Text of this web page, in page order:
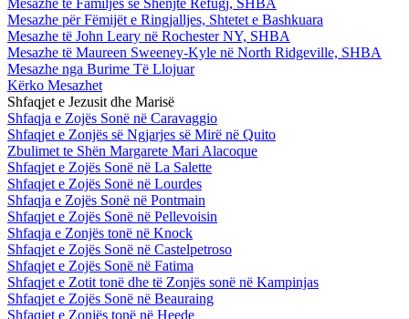
Mesazhe për Fëmijët e Ringjalljes, Shtetet e Bashkuara
Mesazhe të John Leary në Rochester NY, SHBA
Mesazhe të Maureen Sweeney-Kyle në North Ridgeville, SHBA
Mesazhe nga Burime Të Llojuar
Kërko Mesazhet
Shfaqjet e Jezusit dhe Marisë
Shfaqja e Zojës Sonë në Caravaggio
Shfaqjet e Zonjës së Ngjarjes së Mirë në Quito
Zbulimet te Shën Margarete Mari Alacoque
Shfaqjet e Zojës Sonë në La Salette
Shfaqjet e Zojës Sonë në Lourdes
Shfaqja e Zojës Sonë në Pontmain
Shfaqjet e Zojës Sonë në Pellevoisin
Shfaqja e Zonjës tonë në Knock
Shfaqjet e Zojës Sonë në Castelpetroso
Shfaqjet e Zojës Sonë në Fatima
Shfaqjet e Zotit tonë dhe të Zonjës sonë në Kampinjas
Shfaqjet e Zojës Sonë në Beauraing
Shfaqjet e Zonjës tonë në Heede